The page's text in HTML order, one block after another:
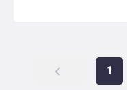
1